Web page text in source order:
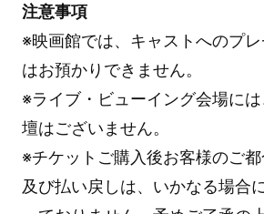
注意事項
※映画館では、キャストへのプ
はお預かりできません。
※ライブ・ビューイング会場に
壇はございません。
※チケットご購入後お客様のご都
及び払い戻しは、いかなる場合